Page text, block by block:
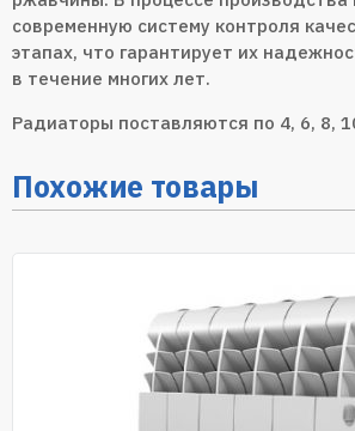
современную систему контроля
этапах, что гарантирует их
в течение многих лет.
Радиаторы поставляются по 4, 6, 8,
Похожие товары